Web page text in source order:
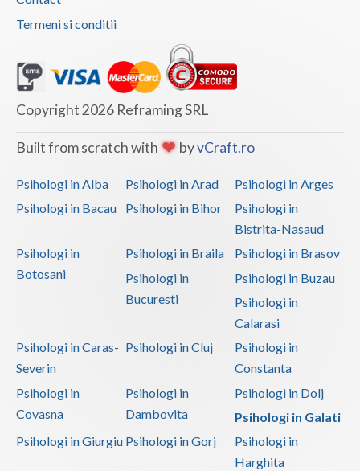
Interventie psihoterapeutica in teama de spatii... (1)
Interventie psihoterapeutica in ticuri (1)
Interventie psihoterapeutica in trichotilomanie (1)
Interventie psihoterapeutica in tulburarea cont... (1)
Interventie psihoterapeutica in tulburarea dism... (1)
Logoterapie in tulburarile de comunicare (1)
Psihoterapie - Interventie psihoterapeutica in ... (1)
Psihoterapie - Interventie psihoterapeutica in ... (1)
Psihoterapie - Interventie psihoterapeutica in ... (1)
Psihoterapie - Interventie psihoterapeutica in ... (1)
Psihoterapie - Interventie psihoterapeutica in ... (1)
Psihoterapie - Interventie psihoterapeutica in ... (1)
Psihoterapie - Interventie psihoterapeutica in ... (1)
Psihoterapie - Interventie psihoterapeutica in ... (1)
Termeni si conditii
Copyright 2026 Reframing SRL
Built from scratch with byvCraft.ro
Psihologi in Alba Psihologi in Arad
Psihologi in Arges
Psihologi in Bacau
Psihologi in Bihor
Psihologi in
Bistrita-Nasaud
Psihologi in
Botosani
Psihologi in Braila
Psihologi in Brasov
Psihologi in
Bucuresti
Psihologi in Buzau
Psihologi in
Calarasi
Psihologi in Caras-
Severin
Psihologi in Cluj
Psihologi in
Constanta
Psihologi in
Covasna
Psihologi in
Dambovita
Psihologi in Dolj
Psihologi in Galati
Psihologi in Giurgiu Psihologi in Gorj
Psihologi in
Harghita